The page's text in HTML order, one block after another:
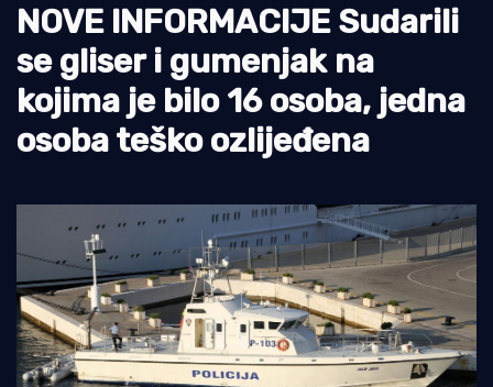
Tradicija i kultura
NOVE INFORMACIJE Sudarili
se gliser i gumenjak na
kojima je bilo 16 osoba, jedna
osoba teško ozlijeđena